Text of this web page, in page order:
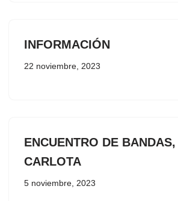
INFORMACIÓN
22 noviembre, 2023
ENCUENTRO DE
CARLOTA
5 noviembre, 2023